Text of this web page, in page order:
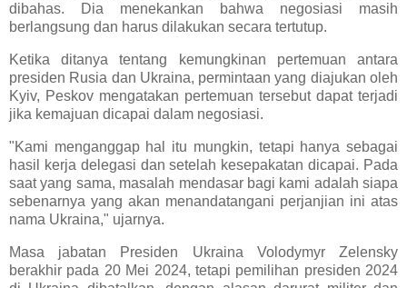
dibahas. Dia menekankan bahwa negosiasi masih
berlangsung dan harus dilakukan secara tertutup.
Ketika ditanya tentang kemungkinan pertemuan antara
presiden Rusia dan Ukraina, permintaan yang diajukan oleh
Kyiv, Peskov mengatakan pertemuan tersebut dapat terjadi
jika kemajuan dicapai dalam negosiasi.
"Kami menganggap hal itu mungkin, tetapi hanya sebagai
hasil kerja delegasi dan setelah kesepakatan dicapai. Pada
saat yang sama, masalah mendasar bagi kami adalah siapa
sebenarnya yang akan menandatangani perjanjian ini atas
nama Ukraina," ujarnya.
Masa jabatan Presiden Ukraina Volodymyr Zelensky
berakhir pada 20 Mei 2024, tetapi pemilihan presiden 2024